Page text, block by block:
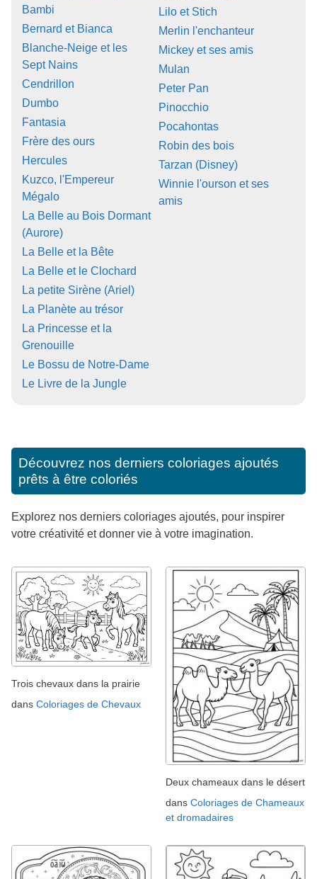
Bambi
Bernard et Bianca
Blanche-Neige et les
Sept Nains
Cendrillon
Dumbo
Fantasia
Frère des ours
Hercules
Kuzco, l'Empereur
Mégalo
La Belle au Bois Dormant
(Aurore)
La Belle et la Bête
La Belle et le Clochard
La petite Sirène (Ariel)
La Planète au trésor
La Princesse et la
Grenouille
Le Bossu de Notre-Dame
Le Livre de la Jungle
Lilo et Stich
Merlin l'enchanteur
Mickey et ses amis
Mulan
Peter Pan
Pinocchio
Pocahontas
Robin des bois
Tarzan (Disney)
Winnie l'ourson et ses
amis
Découvrez nos derniers coloriages ajoutés
prêts à être coloriés
Explorez nos derniers coloriages ajoutés, pour inspirer
votre créativité et donner vie à votre imagination.
Trois chevaux dans la prairie
dans Coloriages de Chevaux
Deux chameaux dans le désert
dans Coloriages de Chameaux
et dromadaires